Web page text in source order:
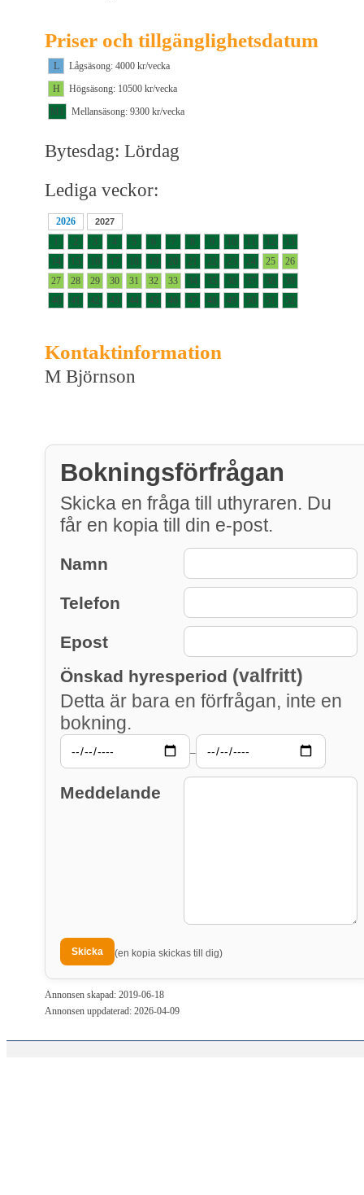
Priser och tillgänglighetsdatum
L
Lågsäsong: 4000 kr/vecka
H
Högsäsong: 10500 kr/vecka
M1
Mellansäsong: 9300 kr/vecka
Bytesdag: Lördag
Lediga veckor:
2026 2027
1 2 3 4 5 6 7 8 9 10 11 12
13
14
15 16 17 18 19 20 21 22 23 24 25
26
27
28 29 30 31 32 33 34 35 36 37 38
39
40
41 42 43 44 45 46 47 48 49 50 51 52
Kontaktinformation
M Björnson
Bokningsförfrågan
Skicka en fråga till uthyraren. Du
får en kopia till din e-post.
Namn
Telefon
Epost
Önskad hyresperiod (valfritt)
Detta är bara en förfrågan, inte en
bokning.
–
Meddelande
(en kopia skickas till dig)
Annonsen skapad: 2019-06-18
Annonsen uppdaterad: 2026-04-09